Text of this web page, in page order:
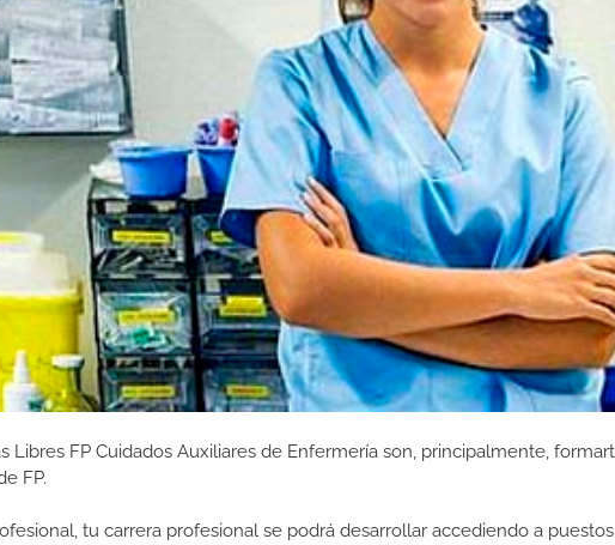
FP Cuidados Auxiliares de Enfermería son, principalmente,
FP.
tu carrera profesional se podrá desarrollar accediendo a